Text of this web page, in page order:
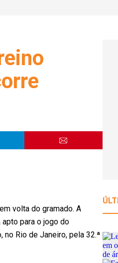
volta do gramado. A
para o jogo do
no Rio de Janeiro, pela 32.ª